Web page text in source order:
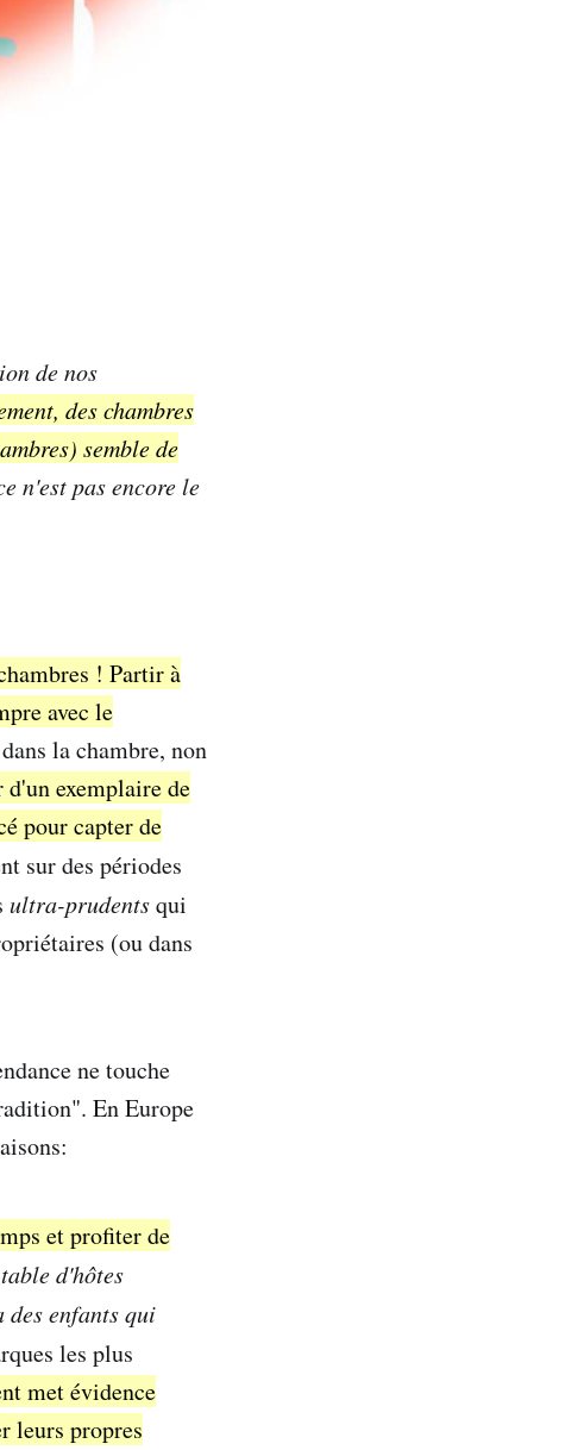
de nos
des chambres
semble de
n'est pas encore le
! Partir à
avec le
la chambre, non
d'un exemplaire de
pour capter de
sur des périodes
ultra-prudentsqui
(ou dans
ne touche
En Europe
et profiter de
d'hôtes
des enfants qui
les plus
met évidence
leurs propres